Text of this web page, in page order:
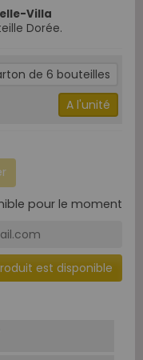
Villa
Dorée.
de 6 bouteilles
A l'unité
pour le moment
est disponible